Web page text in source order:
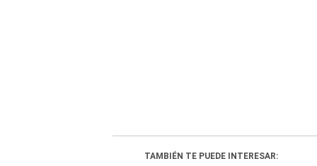
TAMBIÉN TE PUEDE INTERESAR: